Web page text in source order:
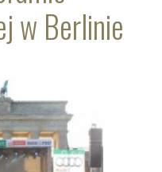
w Berlinie